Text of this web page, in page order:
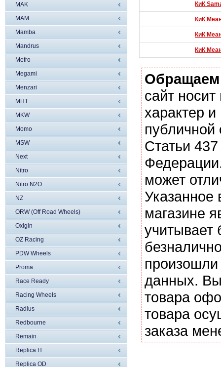
MAK
MAM
Mamba
Mandrus
Mefro
Megami
Menzari
MHT
MKW
Momo
MSW
Next
Nitro
Nitro N2O
NZ
ORW (Off Road Wheels)
Oxigin
OZ Racing
PDW Wheels
Proma
Race Ready
Racing Wheels
Radius
Redbourne
Remain
Replica H
Replica OD
КиК
КиК
КиК
КиК
сайт
характер
Статьи
может
магазине
учитывает
данных. Вы
товара
товара
заказа